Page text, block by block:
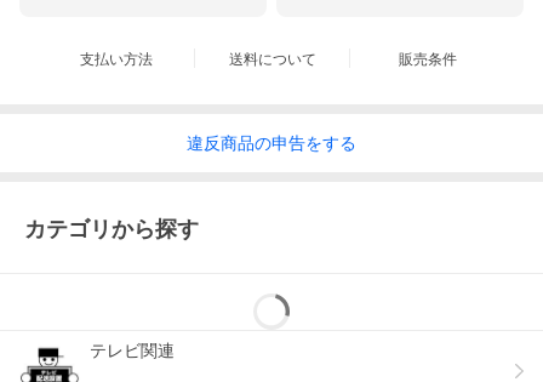
支払い方法 送料について 販売条件
違反商品の申告をする
カテゴリから探す
テレビ関連